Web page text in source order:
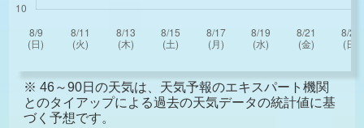
※ 46～90日の天気は、天気予報のエキスパート機関
とのタイアップによる過去の天気データの統計値に基
づく予想です。